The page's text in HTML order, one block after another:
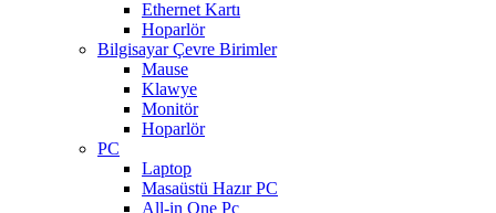
Ethernet Kartı
Hoparlör
Bilgisayar Çevre Birimler
Mause
Klawye
Monitör
Hoparlör
PC
Laptop
Masaüstü Hazır PC
All-in One Pc